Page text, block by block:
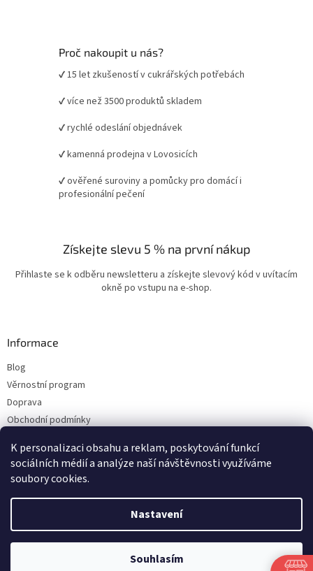
K personalizaci obsahu a reklam, poskytování funkcí
sociálních médií a analýze naší návštěvnosti využíváme
soubory cookies.
Nastavení
Souhlasím
Proč nakoupit u nás?
✔ 15 let zkušeností v cukrářských potřebách
✔ více než 3500 produktů skladem
✔ rychlé odeslání objednávek
✔ kamenná prodejna v Lovosicích
✔ ověřené suroviny a pomůcky pro domácí i
profesionální pečení
Získejte slevu 5 % na první nákup
Přihlaste se k odběru newsletteru a získejte slevový kód v uvítacím
okně po vstupu na e-shop.
Informace
Blog
Věrnostní program
Doprava
Obchodní podmínky
Kontakty
Vytvořil Shoptet
. Všechna práva vyhrazena.
Upravit nastavení
cookies